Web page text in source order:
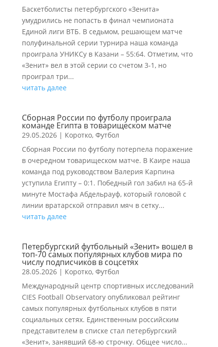
Баскетболисты петербургского «Зенита»
умудрились не попасть в финал чемпионата
Единой лиги ВТБ. В седьмом, решающем матче
полуфинальной серии турнира наша команда
проиграла УНИКСу в Казани – 55:64. Отметим, что
«Зенит» вел в этой серии со счетом 3-1, но
проиграл три...
читать далее
Сборная России по футболу проиграла
команде Египта в товарищеском матче
29.05.2026| Коротко, Футбол
Сборная России по футболу потерпела поражение
в очередном товарищеском матче. В Каире наша
команда под руководством Валерия Карпина
уступила Египту – 0:1. Победный гол забил на 65-й
минуте Мостафа Абдельрауф, который головой с
линии вратарской отправил мяч в сетку...
читать далее
Петербургский футбольный «Зенит» вошел в
топ-70 самых популярных клубов мира по
числу подписчиков в соцсетях
28.05.2026| Коротко, Футбол
Международный центр спортивных исследований
CIES Football Observatory опубликовал рейтинг
самых популярных футбольных клубов в пяти
социальных сетях. Единственным российским
представителем в списке стал петербургский
«Зенит», занявший 68-ю строчку. Общее число...